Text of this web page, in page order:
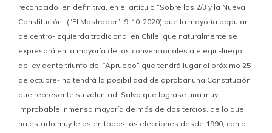
reconocido, en definitiva, en el artículo “Sobre los 2/3 y la Nueva
Constitución” (“El Mostrador”; 9-10-2020) que la mayoría popular
de centro-izquierda tradicional en Chile, que naturalmente se
expresará en la mayoría de los convencionales a elegir -luego
del evidente triunfo del “Apruebo” que tendrá lugar el próximo 25
de octubre- no tendrá la posibilidad de aprobar una Constitución
que represente su voluntad. Salvo que lograse una muy
improbable inmensa mayoría de más de dos tercios, de lo que
ha estado muy lejos en todas las elecciones desde 1990, con o